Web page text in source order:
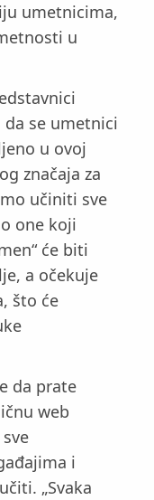
umetnicima,
u
da se umetnici
u ovoj
značaja za
učiniti sve
one koji
će biti
a očekuje
što će
da prate
web
i
„Svaka